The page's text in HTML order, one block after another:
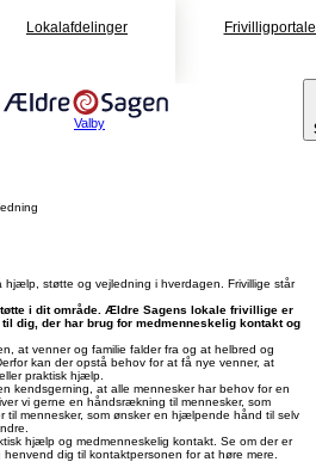
Lokalafdelinger
Valby
støtte og vejledning i hverdagen. Frivillige står
i dit område. Ældre Sagens lokale frivillige er
dig, der har brug for medmenneskelig kontakt og
at venner og familie falder fra og at helbred og
kan der opstå behov for at få nye venner, at
praktisk hjælp.
kendsgerning, at alle mennesker har behov for en
vi gerne en håndsrækning til mennesker, som
til mennesker, som ønsker en hjælpende hånd til selv
hjælp og medmenneskelig kontakt. Se om der er
dig til kontaktpersonen for at høre mere.